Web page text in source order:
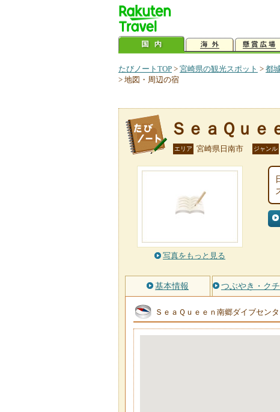
たびノートTOP > 宮崎県の観光スポット > 都
> 地図・周辺の宿
ＳｅａＱｕｅ
エリア 宮崎県日南市 ジャンル
写真をもっと見る
基本情報 つぶやき・クチ
ＳｅａＱｕｅｅｎ南郷ダイブセン